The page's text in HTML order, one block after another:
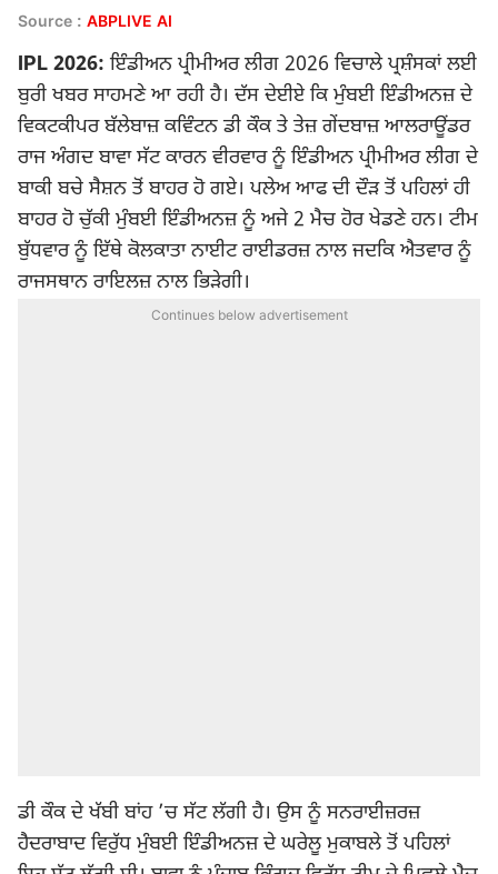
Source : ABPLIVE AI
IPL 2026: ਇੰਡੀਅਨ ਪ੍ਰੀਮੀਅਰ ਲੀਗ 2026 ਵਿਚਾਲੇ ਪ੍ਰਸ਼ੰਸਕਾਂ ਲਈ
ਬੁਰੀ ਖਬਰ ਸਾਹਮਣੇ ਆ ਰਹੀ ਹੈ। ਦੱਸ ਦੇਈਏ ਕਿ ਮੁੰਬਈ ਇੰਡੀਅਨਜ਼ ਦੇ
ਵਿਕਟਕੀਪਰ ਬੱਲੇਬਾਜ਼ ਕਵਿੰਟਨ ਡੀ ਕੌਕ ਤੇ ਤੇਜ਼ ਗੇਂਦਬਾਜ਼ ਆਲਰਾਊਂਡਰ
ਰਾਜ ਅੰਗਦ ਬਾਵਾ ਸੱਟ ਕਾਰਨ ਵੀਰਵਾਰ ਨੂੰ ਇੰਡੀਅਨ ਪ੍ਰੀਮੀਅਰ ਲੀਗ ਦੇ
ਬਾਕੀ ਬਚੇ ਸੈਸ਼ਨ ਤੋਂ ਬਾਹਰ ਹੋ ਗਏ। ਪਲੇਅ ਆਫ ਦੀ ਦੌੜ ਤੋਂ ਪਹਿਲਾਂ ਹੀ
ਬਾਹਰ ਹੋ ਚੁੱਕੀ ਮੁੰਬਈ ਇੰਡੀਅਨਜ਼ ਨੂੰ ਅਜੇ 2 ਮੈਚ ਹੋਰ ਖੇਡਣੇ ਹਨ। ਟੀਮ
ਬੁੱਧਵਾਰ ਨੂੰ ਇੱਥੇ ਕੋਲਕਾਤਾ ਨਾਈਟ ਰਾਈਡਰਜ਼ ਨਾਲ ਜਦਕਿ ਐਤਵਾਰ ਨੂੰ
ਰਾਜਸਥਾਨ ਰਾਇਲਜ਼ ਨਾਲ ਭਿੜੇਗੀ।
Continues below advertisement
ਡੀ ਕੌਕ ਦੇ ਖੱਬੀ ਬਾਂਹ ’ਚ ਸੱਟ ਲੱਗੀ ਹੈ। ਉਸ ਨੂੰ ਸਨਰਾਈਜ਼ਰਜ਼
ਹੈਦਰਾਬਾਦ ਵਿਰੁੱਧ ਮੁੰਬਈ ਇੰਡੀਅਨਜ਼ ਦੇ ਘਰੇਲੂ ਮੁਕਾਬਲੇ ਤੋਂ ਪਹਿਲਾਂ